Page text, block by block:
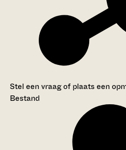
Stel een vraag of plaats een
Bestand